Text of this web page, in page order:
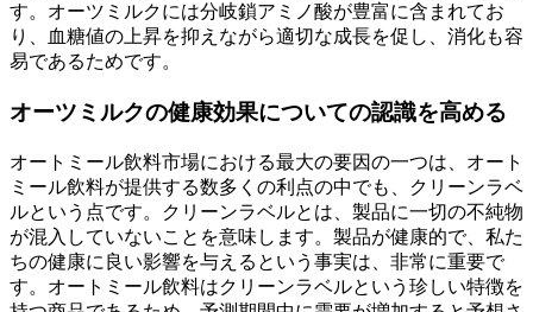
す。オーツミルクには分岐鎖アミノ酸が豊富に含まれてお
り、血糖値の上昇を抑えながら適切な成長を促し、消化も容
易であるためです。
オーツミルクの健康効果についての認識を高める
オートミール飲料市場における最大の要因の一つは、オート
ミール飲料が提供する数多くの利点の中でも、クリーンラベ
ルという点です。クリーンラベルとは、製品に一切の不純物
が混入していないことを意味します。製品が健康的で、私た
ちの健康に良い影響を与えるという事実は、非常に重要で
す。オートミール飲料はクリーンラベルという珍しい特徴を